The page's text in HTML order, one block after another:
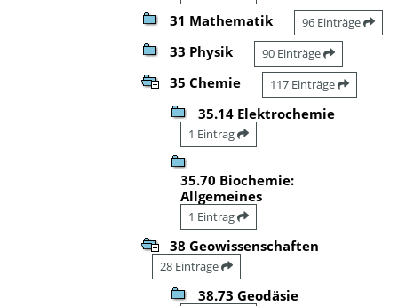
31 Mathematik 96 Einträge
33 Physik 90 Einträge
35 Chemie 117 Einträge
35.14 Elektrochemie
1 Eintrag
35.70 Biochemie:
Allgemeines
1 Eintrag
38 Geowissenschaften
28 Einträge
38.73 Geodäsie